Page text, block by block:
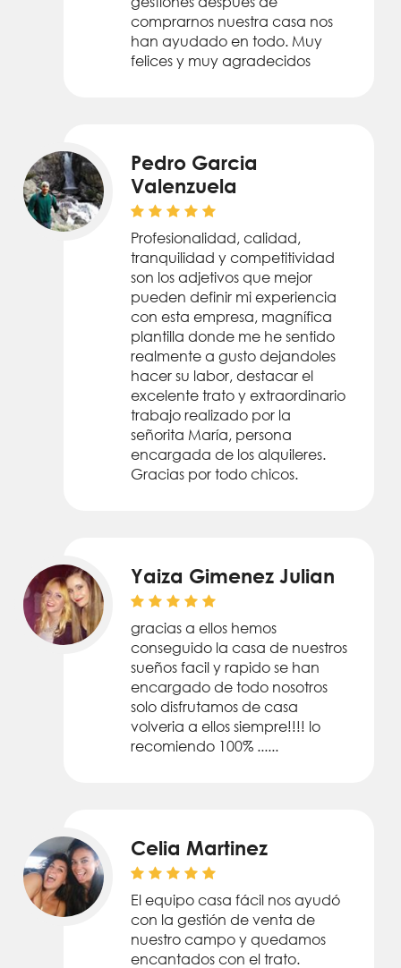
comprarnos nuestra casa nos
han ayudado en todo. Muy
felices y muy agradecidos
Pedro Garcia
Valenzuela
Profesionalidad, calidad,
tranquilidad y competitividad
son los adjetivos que mejor
pueden definir mi experiencia
con esta empresa, magnífica
plantilla donde me he sentido
realmente a gusto dejandoles
hacer su labor, destacar el
excelente trato y extraordinario
trabajo realizado por la
señorita María, persona
encargada de los alquileres.
Gracias por todo chicos.
Yaiza Gimenez Julian
gracias a ellos hemos
conseguido la casa de nuestros
sueños facil y rapido se han
encargado de todo nosotros
solo disfrutamos de casa
volveria a ellos siempre!!!! lo
recomiendo 100% ......
Celia Martinez
El equipo casa fácil nos ayudó
con la gestión de venta de
nuestro campo y quedamos
encantados con el trato.